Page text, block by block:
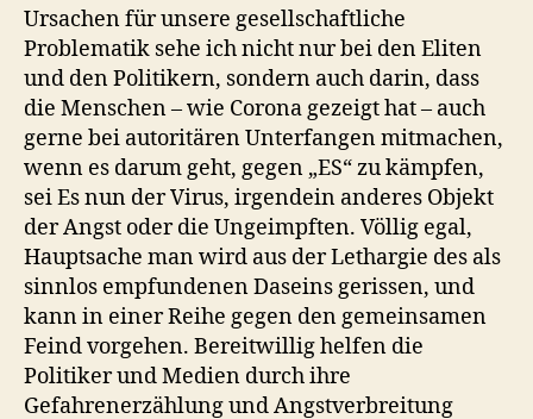
Ursachen für unsere gesellschaftliche
Problematik sehe ich nicht nur bei den Eliten
und den Politikern, sondern auch darin, dass
die Menschen – wie Corona gezeigt hat – auch
gerne bei autoritären Unterfangen mitmachen,
wenn es darum geht, gegen „ES“ zu kämpfen,
sei Es nun der Virus, irgendein anderes Objekt
der Angst oder die Ungeimpften. Völlig egal,
Hauptsache man wird aus der Lethargie des als
sinnlos empfundenen Daseins gerissen, und
kann in einer Reihe gegen den gemeinsamen
Feind vorgehen. Bereitwillig helfen die
Politiker und Medien durch ihre
Gefahrenerzählung und Angstverbreitung